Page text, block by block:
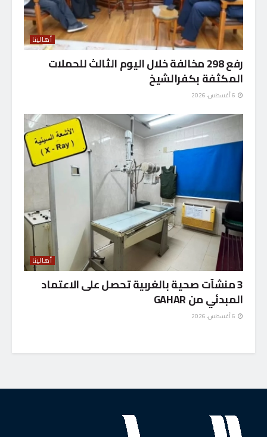
أهالينا
رفع 298 مخالفة خلال اليوم الثالث للحملات
المكثفة بكفرالشيخ
أهالينا
3 منشآت صحية بالغربية تحصل على الاعتماد
المبدئي من GAHAR